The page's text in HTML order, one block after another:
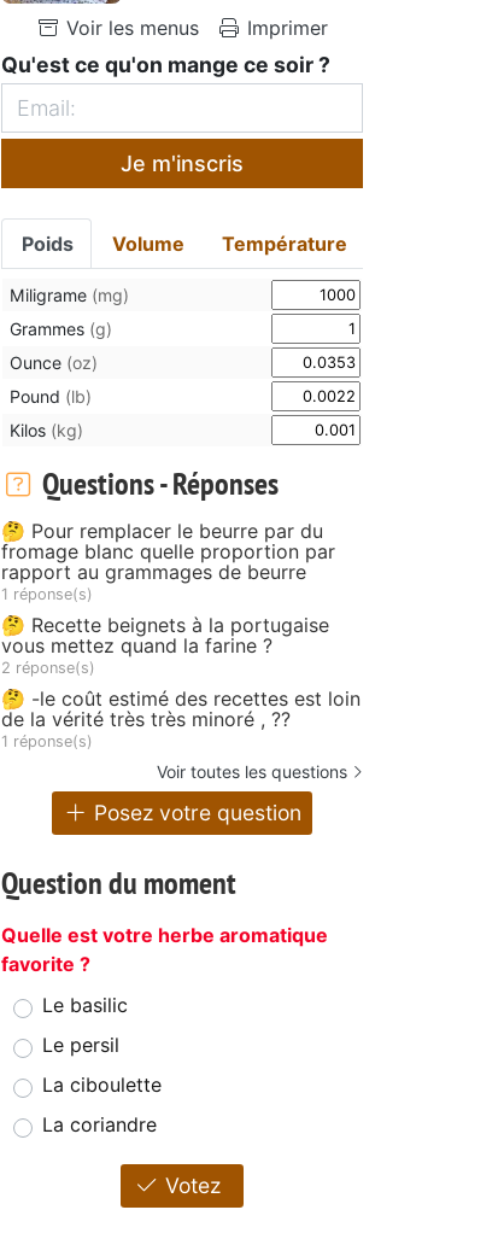
Voir les menus Imprimer
Qu'est ce qu'on mange ce soir ?
Je m'inscris
Poids Volume Température
Miligrame (mg)
Grammes (g)
Ounce (oz)
Pound (lb)
Kilos (kg)
Questions - Réponses
🤔 Pour remplacer le beurre par du
fromage blanc quelle proportion par
rapport au grammages de beurre
1 réponse(s)
🤔 Recette beignets à la portugaise
vous mettez quand la farine ?
2 réponse(s)
🤔 -le coût estimé des recettes est loin
de la vérité très très minoré , ??
1 réponse(s)
Voir toutes les questions
Posez votre question
Question du moment
Quelle est votre herbe aromatique
favorite ?
Le basilic
Le persil
La ciboulette
La coriandre
Votez